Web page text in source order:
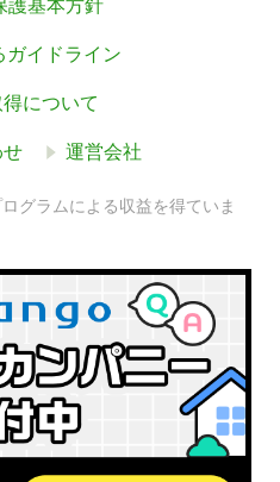
護基本方針
ガイドライン
について
せ 運営会社
グラムによる収益を得ていま